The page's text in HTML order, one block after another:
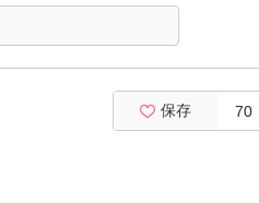
保存 70